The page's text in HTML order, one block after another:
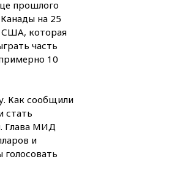
усилили
Сеуте на фоне
кризиса
сравнили
в Нью-Йорке и
круглого стола
«вести
при
из Марокко в
прошлого
на 25
США, которая
часть
10
Как сообщили
стать
Глава МИД
и